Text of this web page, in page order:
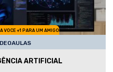
VOCE +1 PARA UM AMIGO
ARTIFICIAL